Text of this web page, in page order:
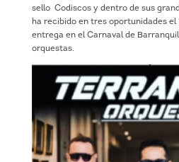
sello Codiscos y dentro de sus
ha recibido en tres oportunidades el
entrega en el Carnaval de
orquestas.